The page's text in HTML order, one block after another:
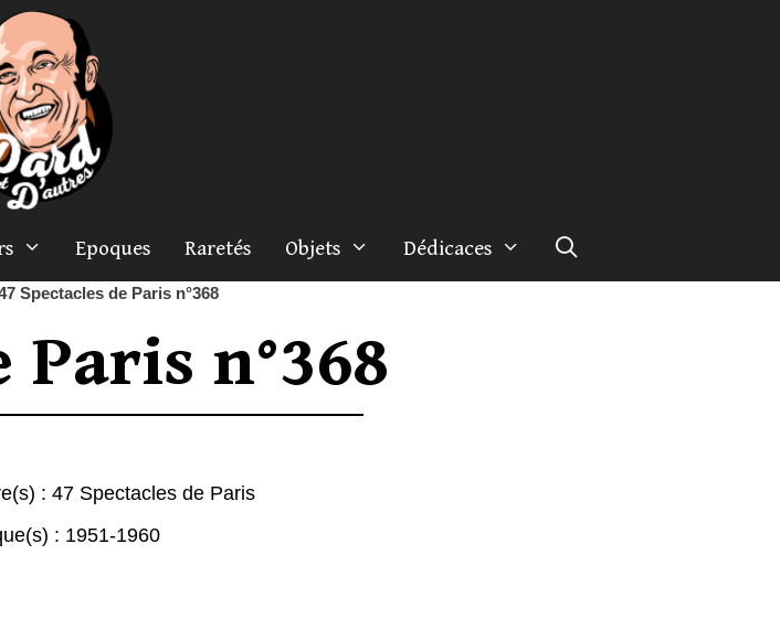
Epoques Raretés Objets Dédicaces
Spectacles de Paris n°368
Paris n°368
: 47 Spectacles de Paris
: 1951-1960